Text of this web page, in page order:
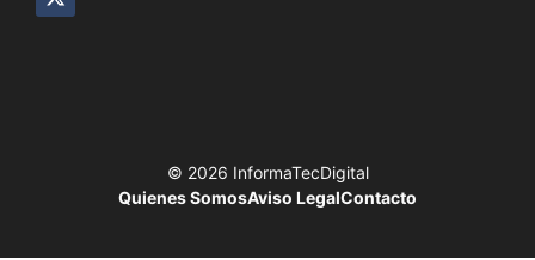
© 2026 InformaTecDigital
Quienes SomosAviso LegalContacto